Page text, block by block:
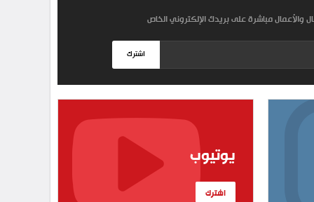
والأعمال مباشرة على بريدك الإلكتروني الخاص
اشترك
يوتيوب
اشترك